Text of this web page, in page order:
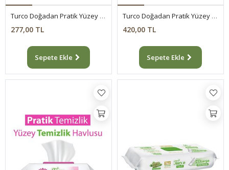
Turco Doğadan Pratik Yüzey Temizlik Havlusu Lotus 2x100 (200 Yaprak)
277,00 TL
Sepete Ekle
Turco Doğadan Pratik Yüzey Temizlik Havlusu Lotus 4x100 (400 Yaprak)
420,00 TL
Sepete Ekle